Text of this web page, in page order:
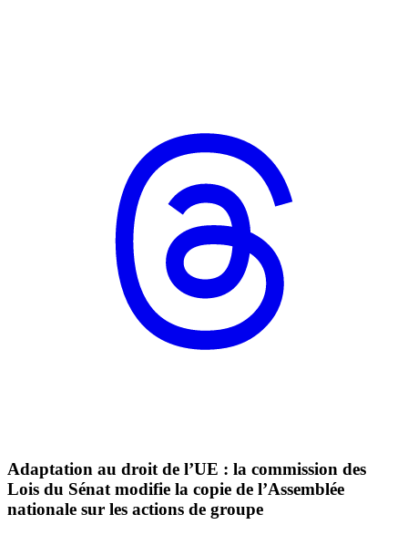
Adaptation au droit de l’UE : la commission des
Lois du Sénat modifie la copie de l’Assemblée
nationale sur les actions de groupe